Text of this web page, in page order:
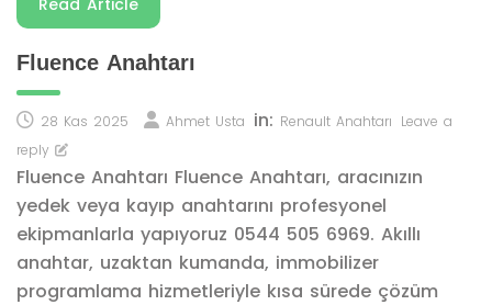
Read Article
Fluence Anahtarı
28 Kas 2025 Ahmet Usta in: Renault Anahtarı Leave a
reply
Fluence Anahtarı Fluence Anahtarı, aracınızın
yedek veya kayıp anahtarını profesyonel
ekipmanlarla yapıyoruz 0544 505 6969. Akıllı
anahtar, uzaktan kumanda, immobilizer
programlama hizmetleriyle kısa sürede çözüm